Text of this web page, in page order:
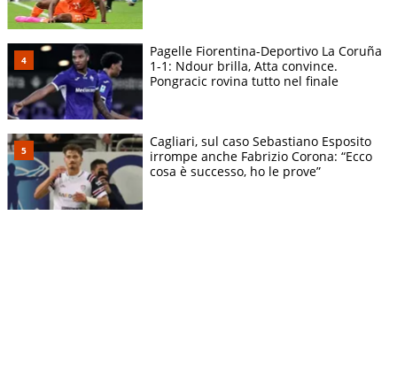
Pagelle Fiorentina-Deportivo La Coruña
1-1: Ndour brilla, Atta convince.
Pongracic rovina tutto nel finale
Cagliari, sul caso Sebastiano Esposito
irrompe anche Fabrizio Corona: “Ecco
cosa è successo, ho le prove”